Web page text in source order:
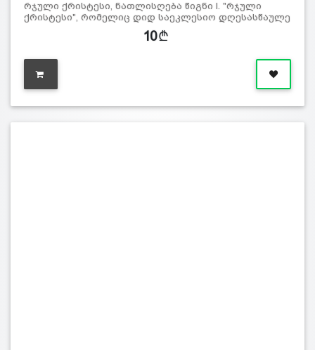
რჯული ქრისტესი, ნათლისღება წიგნი l. "რჯული
ქრისტესი", რომელიც დიდ საეკლესიო დღესასწაულე
10